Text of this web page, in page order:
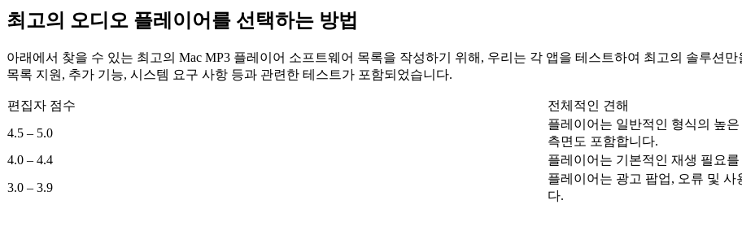
최고의 오디오 플레이어를 선택하는 방법
아래에서 찾을 수 있는 최고의 Mac MP3 플레이어 소프트웨어 목록을 작성하기 위해, 우리는 각 앱을 테스트하여 최고의 솔루션
목록 지원, 추가 기능, 시스템 요구 사항 등과 관련한 테스트가 포함되었습니다.
편집자 점수
전체적인 견해
4.5 – 5.0
플레이어는 일반적인 형식의 높
측면도 포함합니다.
4.0 – 4.4
플레이어는 기본적인 재생 필요
3.0 – 3.9
플레이어는 광고 팝업, 오류 및
다.